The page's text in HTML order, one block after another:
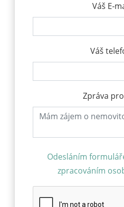
Váš E-
Váš
Zpráva
Odesláním
zpracováním